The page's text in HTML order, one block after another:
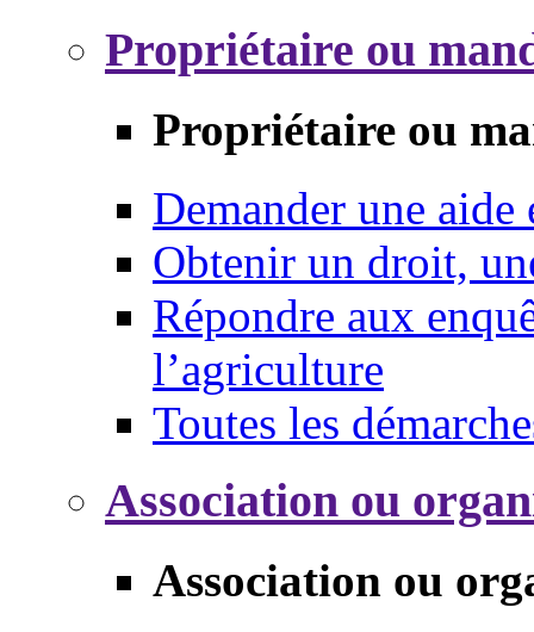
Propriétaire ou
Propriétaire ou
Demander une aide
Obtenir un droit,
Répondre aux
l’agriculture
Toutes les
Association ou
Association ou